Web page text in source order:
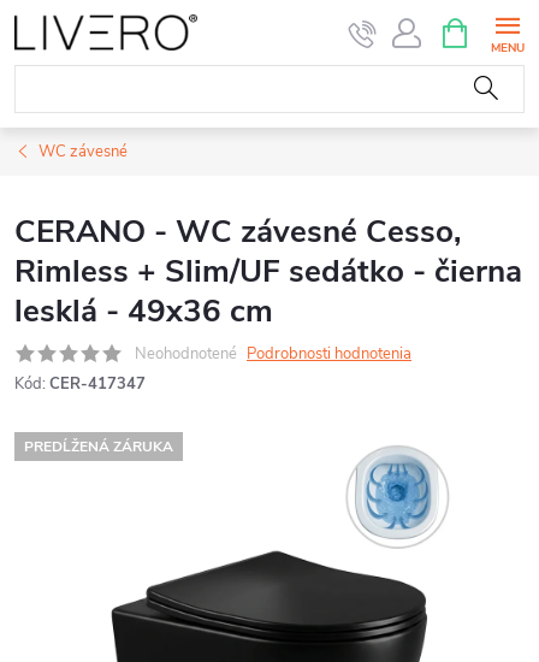
Prejsť
na
obsah
KOŠÍK
WC závesné
CERANO - WC závesné Cesso,
Rimless + Slim/UF sedátko - čierna
lesklá - 49x36 cm
Neohodnotené Podrobnosti hodnotenia
Kód: CER-417347
PREDĹŽENÁ ZÁRUKA